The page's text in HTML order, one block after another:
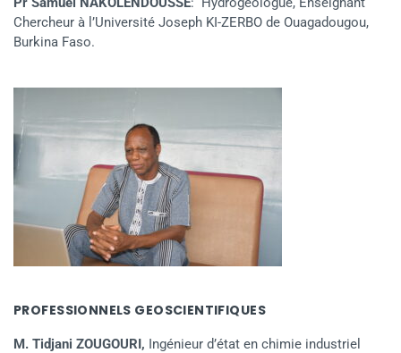
Chercheur à l’Université Joseph KI-ZERBO de Ouagadougou,
Burkina Faso.
PROFESSIONNELS GEOSCIENTIFIQUES
M. Tidjani ZOUGOURI, Ingénieur d’état en chimie industriel